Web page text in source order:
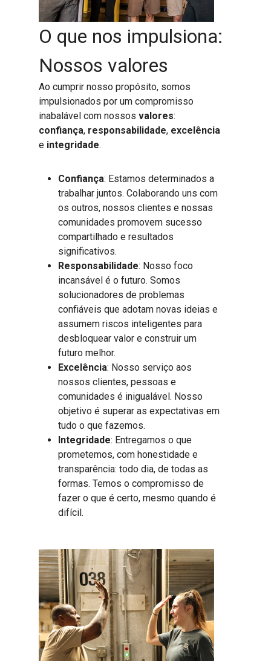
O que nos impulsiona:
Nossos valores
Ao cumprir nosso propósito, somos
impulsionados por um compromisso
inabalável com nossos valores:
confiança, responsabilidade, excelência
e integridade.
Confiança: Estamos determinados a
trabalhar juntos. Colaborando uns com
os outros, nossos clientes e nossas
comunidades promovem sucesso
compartilhado e resultados
significativos.
Responsabilidade: Nosso foco
incansável é o futuro. Somos
solucionadores de problemas
confiáveis que adotam novas ideias e
assumem riscos inteligentes para
desbloquear valor e construir um
futuro melhor.
Excelência: Nosso serviço aos
nossos clientes, pessoas e
comunidades é inigualável. Nosso
objetivo é superar as expectativas em
tudo o que fazemos.
Integridade: Entregamos o que
prometemos, com honestidade e
transparência: todo dia, de todas as
formas. Temos o compromisso de
fazer o que é certo, mesmo quando é
difícil.